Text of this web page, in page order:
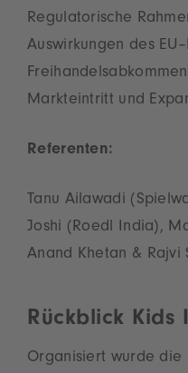
Regulatorische
Auswirkungen des
Markteintritt und
Referenten:
Tanu Ailawadi
Joshi (Roedl India),
Anand Khetan & Rajvi
Rückblick Kids
Organisiert wurde die